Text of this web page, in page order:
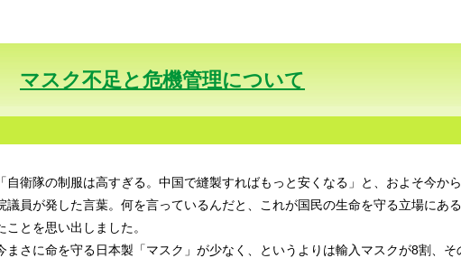
マスク不足と危機管理について
自衛隊の制服は高すぎる。中国で縫製すればもっと安くなる」と、およそ今か
議員が発した言葉。何を言っているんだと、これが国民の生命を守る立場にあ
ことを思い出しました。
まさに命を守る日本製「マスク」が少なく、というよりは輸入マスクが8割、